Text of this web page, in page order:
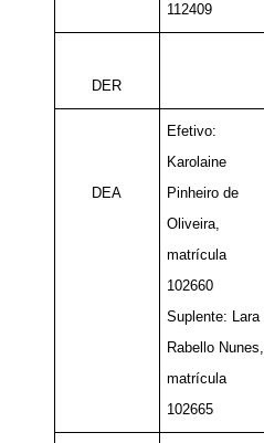
112409
DER
DEA
Efetivo:
Karolaine
Pinheiro de
Oliveira,
matrícula
102660
Suplente: Lara
Rabello Nunes,
matrícula
102665